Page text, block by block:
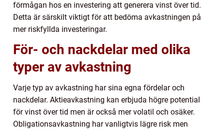
förmågan hos en investering att generera vinst över tid.
Detta är särskilt viktigt för att bedöma avkastningen på
mer riskfyllda investeringar.
För- och nackdelar med olika
typer av avkastning
Varje typ av avkastning har sina egna fördelar och
nackdelar. Aktieavkastning kan erbjuda högre potential
för vinst över tid men är också mer volatil och osäker.
Obligationsavkastning har vanligtvis lägre risk men